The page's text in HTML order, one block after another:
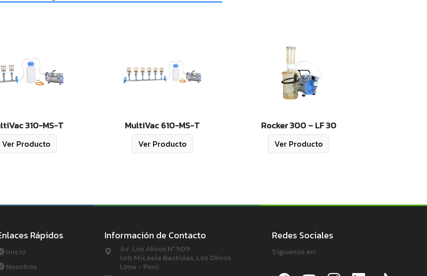
310-MS-T
Ver Producto
MultiVac 610-MS-T
Ver Producto
Rocker 300 – LF 30
Ver Producto
Rápidos
Inicio
Nosotros
Información de Contacto
Av. Los Alisos N° 509
Urb Micaela Bastidas, Los Olivos
Lima - Perú
Redes Sociales
Siguenos en: